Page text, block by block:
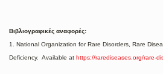
Βιβλιογραφικές αναφορές:
1. National Organization for Rare Disorders, Rare
Deficiency. Available at https://rarediseases.org/rare-